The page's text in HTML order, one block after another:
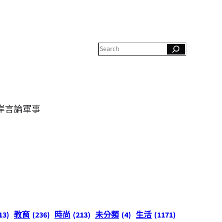
c
言論軍事
教育 (236) 時尚 (213) 未分類 (4) 生活 (1171)